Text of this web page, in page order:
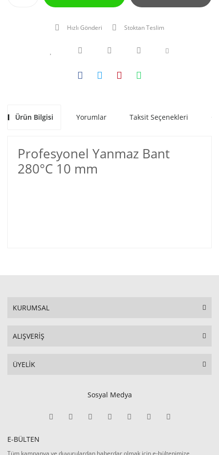
Hızlı Gönderi Stoktan Teslim
Ürün Bilgisi Yorumlar Taksit Seçenekleri
Profesyonel Yanmaz Bant
280°C 10 mm
KURUMSAL
ALIŞVERİŞ
ÜYELİK
Sosyal Medya
E-BÜLTEN
Tüm kampanya ve duyurulardan haberdar olmak için e-bültenimize